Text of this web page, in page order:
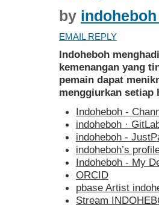
by
EMAIL REPLY
Indoheboh
kemenangan yang
pemain dapat
menggiurkan setiap
Indoheboh -
indoheboh ·
indoheboh -
‎indoheboh’s
Indoheboh - My
ORCID
pbase Artist
Stream